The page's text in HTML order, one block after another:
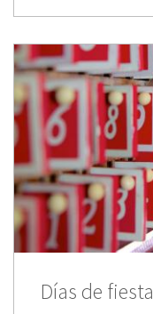
Días de fiesta